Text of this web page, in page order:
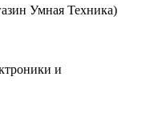
Умная Техника)
и